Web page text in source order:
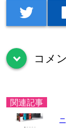
twitter
down コメ
関連記事